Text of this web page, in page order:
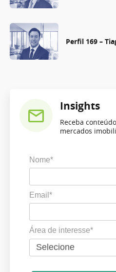
Perfil 169 –
Insights
Receba
mercados
Nome*
Email*
Área de interesse*